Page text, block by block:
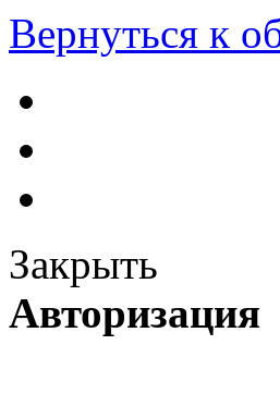
Вернуться к
Закрыть
Авторизация